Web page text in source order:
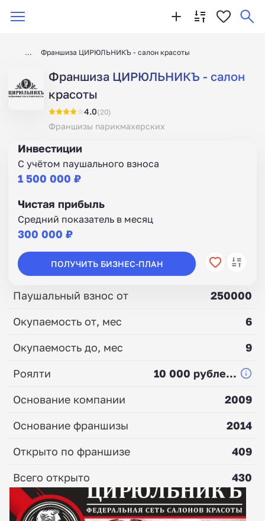
Франшиза ЦИРЮЛЬНИКЪ - салон красоты
Франшиза ЦИРЮЛЬНИКЪ - салон
красоты
4.0(20)
Франшизы парикмахерских
Инвестиции
С учётом паушального взноса
1 500 000 ₽
Чистая прибыль
Средний показатель в месяц
300 000 ₽
ПОЛУЧИТЬ БИЗНЕС-ПЛАН
Паушальный взнос от
250000
Окупаемость от, мес
6
Окупаемость до, мес
9
Роялти
10 000 рубле...
Основание компании
2009
Основание франшизы
2014
Открыто по франшизе
409
Всего открыто
430